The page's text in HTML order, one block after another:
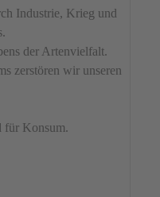
Industrie, Krieg und
der Artenvielfalt.
zerstören wir unseren
für Konsum.